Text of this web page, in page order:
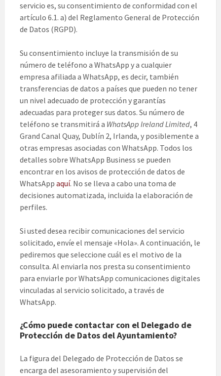
servicio es, su consentimiento de conformidad con el
artículo 6.1. a) del Reglamento General de Protección
de Datos (RGPD).
Su consentimiento incluye la transmisión de su
número de teléfono a WhatsApp y a cualquier
empresa afiliada a WhatsApp, es decir, también
transferencias de datos a países que pueden no tener
un nivel adecuado de protección y garantías
adecuadas para proteger sus datos. Su número de
teléfono se transmitirá a WhatsApp Ireland Limited, 4
Grand Canal Quay, Dublín 2, Irlanda, y posiblemente a
otras empresas asociadas con WhatsApp. Todos los
detalles sobre WhatsApp Business se pueden
encontrar en los avisos de protección de datos de
WhatsApp aquí. No se lleva a cabo una toma de
decisiones automatizada, incluida la elaboración de
perfiles.
Si usted desea recibir comunicaciones del servicio
solicitado, envíe el mensaje «Hola». A continuación, le
pediremos que seleccione cuál es el motivo de la
consulta. Al enviarla nos presta su consentimiento
para enviarle por WhatsApp comunicaciones digitales
vinculadas al servicio solicitado, a través de
WhatsApp.
¿Cómo puede contactar con el Delegado de
Protección de Datos del Ayuntamiento?
La figura del Delegado de Protección de Datos se
encarga del asesoramiento y supervisión del